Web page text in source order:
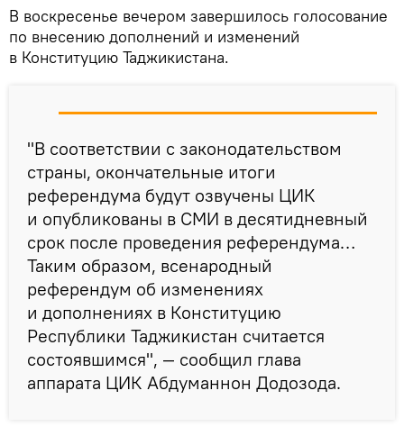
В воскресенье вечером завершилось голосование
по внесению дополнений и изменений
в Конституцию Таджикистана.
"В соответствии с законодательством
страны, окончательные итоги
референдума будут озвучены ЦИК
и опубликованы в СМИ в десятидневный
срок после проведения референдума…
Таким образом, всенародный
референдум об изменениях
и дополнениях в Конституцию
Республики Таджикистан считается
состоявшимся", — сообщил глава
аппарата ЦИК Абдуманнон Додозода.